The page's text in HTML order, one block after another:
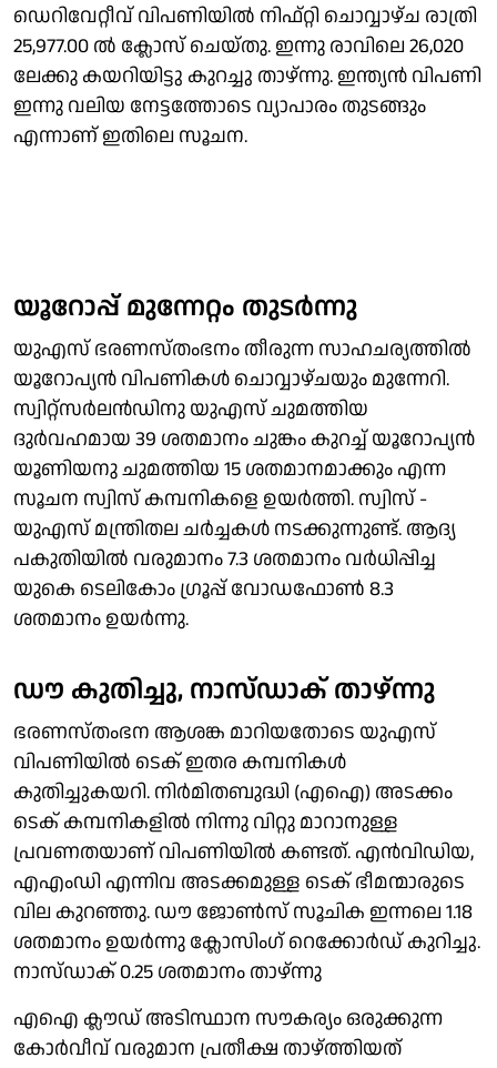
ഡെറിവേറ്റീവ് വിപണിയില്‍ നിഫ്റ്റി ചൊവ്വാഴ്ച രാത്രി
25,977.00 ല്‍ ക്ലോസ് ചെയ്തു. ഇന്നു രാവിലെ 26,020
ലേക്കു കയറിയിട്ടു കുറച്ചു താഴ്ന്നു. ഇന്ത്യന്‍ വിപണി
ഇന്നു വലിയ നേട്ടത്തോടെ വ്യാപാരം തുടങ്ങും
എന്നാണ് ഇതിലെ സൂചന.
യൂറോപ്പ് മുന്നേറ്റം തുടര്‍ന്നു
യുഎസ് ഭരണസ്തംഭനം തീരുന്ന സാഹചര്യത്തില്‍
യൂറോപ്യന്‍ വിപണികള്‍ ചൊവ്വാഴ്ചയും മുന്നേറി.
സ്വിറ്റ്‌സര്‍ലന്‍ഡിനു യുഎസ് ചുമത്തിയ
ദുര്‍വഹമായ 39 ശതമാനം ചുങ്കം കുറച്ച് യൂറോപ്യന്‍
യൂണിയനു ചുമത്തിയ 15 ശതമാനമാക്കും എന്ന
സൂചന സ്വിസ് കമ്പനികളെ ഉയര്‍ത്തി. സ്വിസ് -
യുഎസ് മന്ത്രിതല ചര്‍ച്ചകള്‍ നടക്കുന്നുണ്ട്. ആദ്യ
പകുതിയില്‍ വരുമാനം 7.3 ശതമാനം വര്‍ധിപ്പിച്ച
യുകെ ടെലികോം ഗ്രൂപ്പ് വോഡഫാേണ്‍ 8.3
ശതമാനം ഉയര്‍ന്നു.
ഡൗ കുതിച്ചു, നാസ്ഡാക് താഴ്ന്നു
ഭരണസ്തംഭന ആശങ്ക മാറിയതോടെ യുഎസ്
വിപണിയില്‍ ടെക് ഇതര കമ്പനികള്‍
കുതിച്ചുകയറി. നിര്‍മിതബുദ്ധി (എഐ) അടക്കം
ടെക് കമ്പനികളില്‍ നിന്നു വിറ്റു മാറാനുള്ള
പ്രവണതയാണ് വിപണിയില്‍ കണ്ടത്. എന്‍വിഡിയ,
എഎംഡി എന്നിവ അടക്കമുള്ള ടെക് ഭീമന്മാരുടെ
വില കുറഞ്ഞു. ഡൗ ജോണ്‍സ് സൂചിക ഇന്നലെ 1.18
ശതമാനം ഉയര്‍ന്നു ക്ലോസിംഗ് റെക്കോര്‍ഡ് കുറിച്ചു.
നാസ്ഡാക് 0.25 ശതമാനം താഴ്ന്നു
എഐ ക്ലൗഡ് അടിസ്ഥാന സൗകര്യം ഒരുക്കുന്ന
കോര്‍വീവ് വരുമാന പ്രതീക്ഷ താഴ്ത്തിയത്